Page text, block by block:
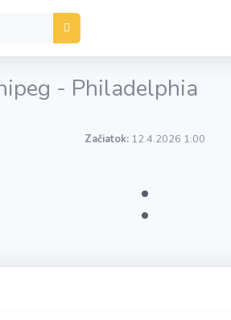
- Philadelphia
Začiatok: 12.4.2026 1:00
: